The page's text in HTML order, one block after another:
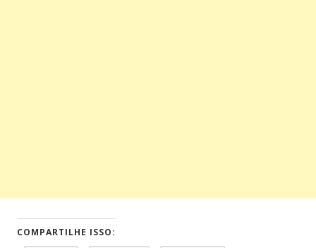
COMPARTILHE ISSO: